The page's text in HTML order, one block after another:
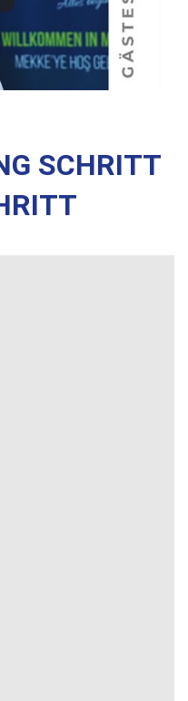
SCHRITT